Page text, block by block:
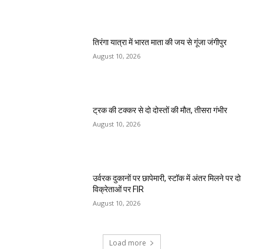
तिरंगा यात्रा में भारत माता की जय से गूंजा जंगीपुर
August 10, 2026
ट्रक की टक्कर से दो दोस्तों की मौत, तीसरा गंभीर
August 10, 2026
उर्वरक दुकानों पर छापेमारी, स्टॉक में अंतर मिलने पर दो
विक्रेताओं पर FIR
August 10, 2026
Load more